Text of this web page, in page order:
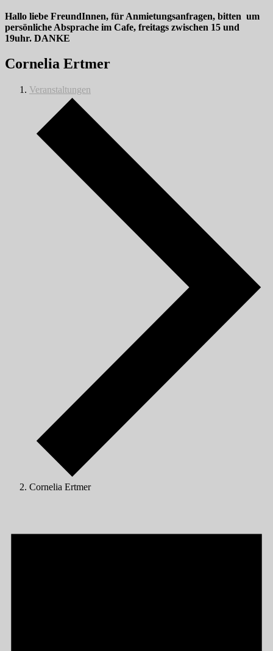
Hallo liebe FreundInnen, für Anmietungsanfragen, bitten um
persönliche Absprache im Cafe, freitags zwischen 15 und
19uhr. DANKE
Cornelia Ertmer
Veranstaltungen
Cornelia Ertmer